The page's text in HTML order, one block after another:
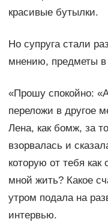
красивые бутылки.
Но супруга стали
мнению, предметы в
«Прошу спокойно:
переложи в другое
Лена, как бомж, за
взорвалась и
которую от тебя
мной жить? Какое
утром подала на
интервью.